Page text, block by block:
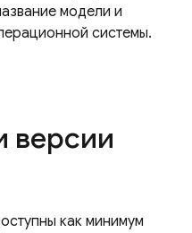
модели и
системы.
версии
как минимум